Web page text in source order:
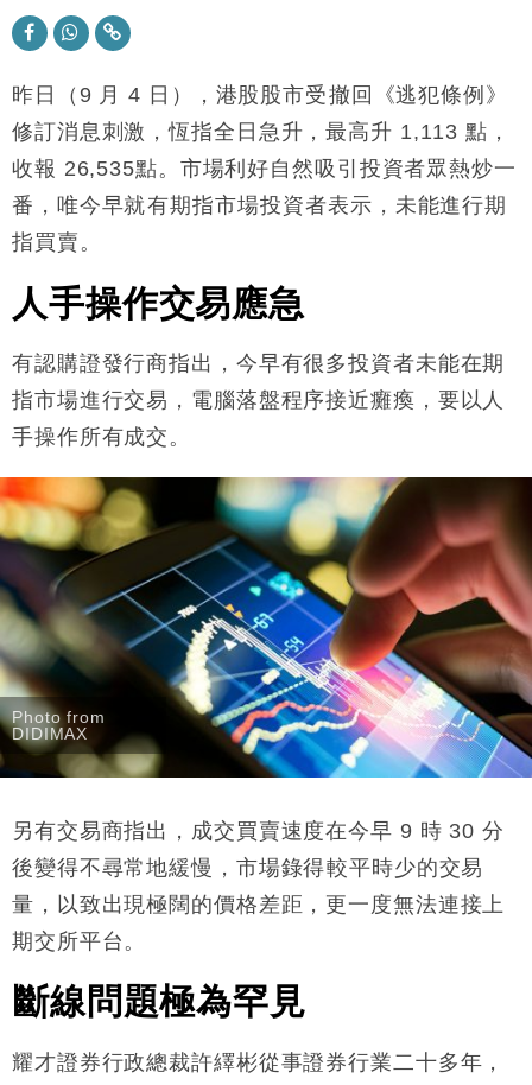
17:33
及消費表現
損失近6900萬元
16:05
財經｜日經失守6.5萬點後回穩 全周仍升近2%
15:47
粦接任
15:11
財經｜韓股反覆波動收跌 連挫7周創逾3年最長跌勢
13:44
財經｜內地7月美元計價出口增近24%勝預期 貿易順
12:44
財經｜日本春季三度入市撐日圓 4月單日斥6.28萬億
日圓干預創新高
11:12
國際｜特朗普料美伊戰事快結束 承認部分彈藥庫存緊
張
財經｜SA售股自救後再出手 斥4億美元押注未上市公
司
昨日（9 月 4 日），港股股市受撤回《逃犯條例》
修訂消息刺激，恆指全日急升，最高升 1,113 點，
收報 26,535點。市場利好自然吸引投資者眾熱炒一
番，唯今早就有期指市場投資者表示，未能進行期
指買賣。
人手操作交易應急
有認購證發行商指出，今早有很多投資者未能在期
指市場進行交易，電腦落盤程序接近癱瘓，要以人
手操作所有成交。
Photo from
DIDIMAX
另有交易商指出，成交買賣速度在今早 9 時 30 分
後變得不尋常地緩慢，市場錄得較平時少的交易
量，以致出現極闊的價格差距，更一度無法連接上
期交所平台。
斷線問題極為罕見
耀才證券行政總裁許繹彬從事證券行業二十多年，